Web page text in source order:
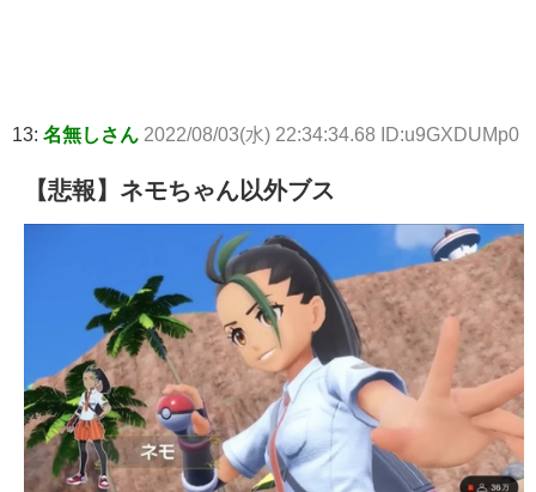
13: 名無しさん 2022/08/03(水) 22:34:34.68 ID:u9GXDUMp0
【悲報】ネモちゃん以外ブス